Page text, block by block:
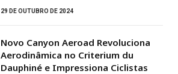
29 DE OUTUBRO DE 2024
Novo Canyon Aeroad Revoluciona
Aerodinâmica no Criterium du
Dauphiné e Impressiona Ciclistas